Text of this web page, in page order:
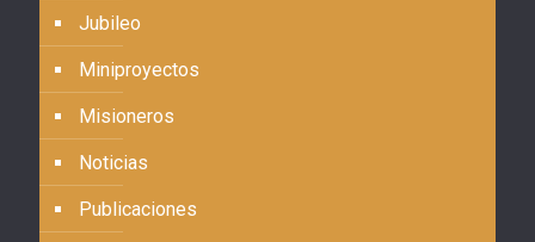
Jubileo
Miniproyectos
Misioneros
Noticias
Publicaciones